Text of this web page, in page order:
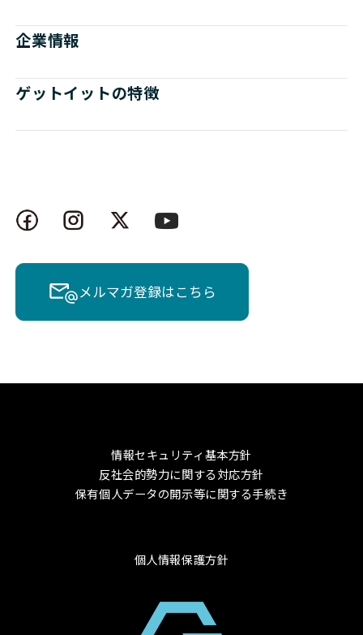
企業情報
ゲットイットの特徴
メルマガ登録はこちら
情報セキュリティ基本方針
反社会的勢力に関する対応方針
保有個人データの開示等に関する手続き
個人情報保護方針